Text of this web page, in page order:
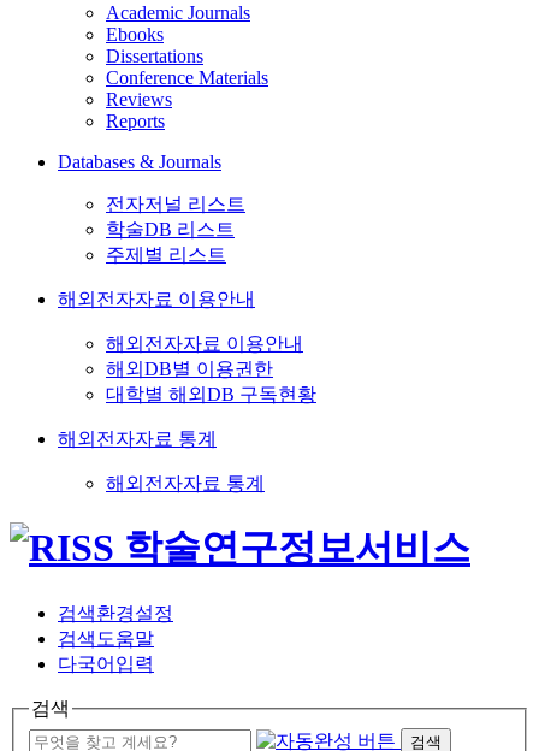
Academic Journals
Ebooks
Dissertations
Conference Materials
Reviews
Reports
Databases & Journals
전자저널 리스트
학술DB 리스트
주제별 리스트
해외전자자료 이용안내
해외전자자료 이용안내
해외DB별 이용권한
대학별 해외DB 구독현황
해외전자자료 통계
해외전자자료 통계
검색환경설정
검색도움말
다국어입력
검색
검색